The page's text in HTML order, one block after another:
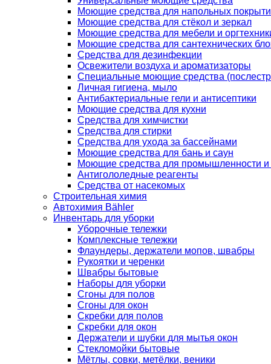
Моющие средства для напольных
Моющие средства для стёкол и зеркал
Моющие средства для мебели и
Моющие средства для сантехнических
Средства для дезинфекции
Освежители воздуха и ароматизаторы
Специальные моющие средства
Личная гигиена, мыло
Антибактериальные гели и антисептики
Моющие средства для кухни
Средства для химчистки
Средства для стирки
Средства для ухода за бассейнами
Моющие средства для бань и саун
Моющие средства для промышленности и
Антигололедные реагенты
Средства от насекомых
Строительная химия
Автохимия Bähler
Инвентарь для уборки
Уборочные тележки
Комплексные тележки
Флаундеры, держатели мопов, швабры
Рукоятки и черенки
Швабры бытовые
Наборы для уборки
Сгоны для полов
Сгоны для окон
Скребки для полов
Скребки для окон
Держатели и шубки для мытья окон
Стекломойки бытовые
Мётлы, совки, метёлки, веники